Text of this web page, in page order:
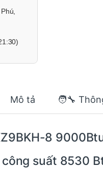
Mô tả 🧑‍🔧
8
suất 8530